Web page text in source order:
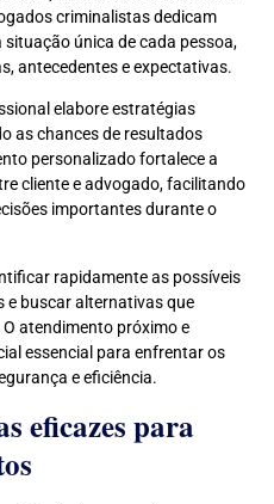
criminalistas dedicam
única de cada pessoa,
antecedentes e expectativas.
elabore estratégias
as chances de resultados
personalizado fortalece a
cliente e advogado, facilitando
importantes durante o
rapidamente as possíveis
e buscar alternativas que
atendimento próximo e
essencial para enfrentar os
e eficiência.
eficazes para